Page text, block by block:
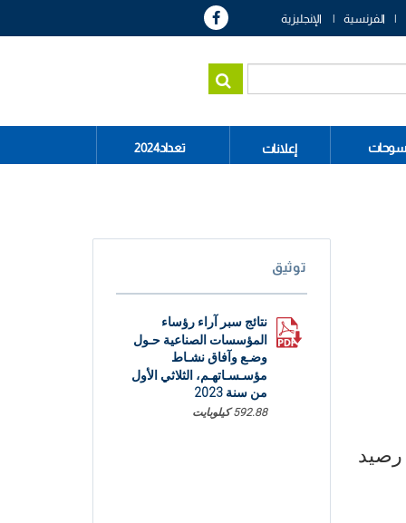
الفرنسية الإنجليزية
إعلانات تعداد2024
مع استقرار في رصيد
توثيق
نتائج سبر آراء رؤساء
المؤسسات الصناعية حـول
وضـع وآفاق نشـاط
مؤسـسـاتهـم، الثلاثي الأول
من سنة 2023
592.88 كيلوبايت